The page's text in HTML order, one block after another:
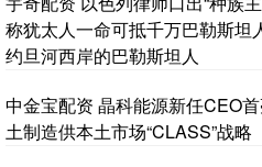
称犹太人一命可抵千万巴勒斯坦
约旦河西岸的巴勒斯坦人
中金宝配资 晶科能源新任CEO
土制造供本土市场“CLASS”战略